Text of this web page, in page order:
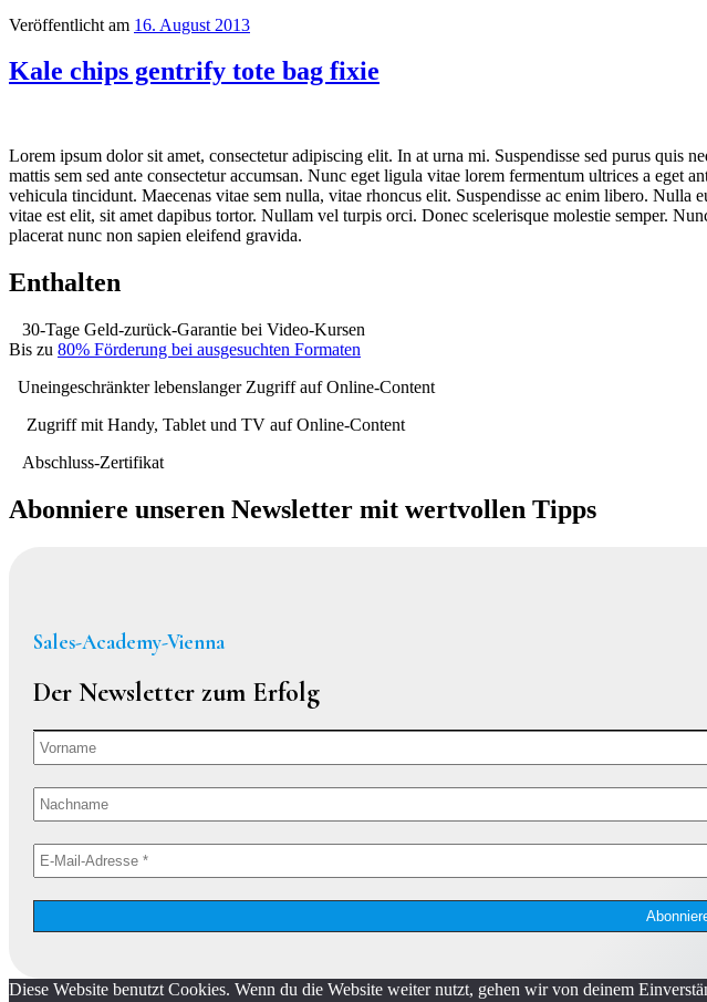
Veröffentlicht am 16. August 2013
Kale chips gentrify tote bag fixie
Lorem ipsum dolor sit amet, consectetur adipiscing elit. In at urna mi. Suspendisse sed purus quis
mattis sem sed ante consectetur accumsan. Nunc eget ligula vitae lorem fermentum ultrices a eget
vehicula tincidunt. Maecenas vitae sem nulla, vitae rhoncus elit. Suspendisse ac enim libero. Nulla
vitae est elit, sit amet dapibus tortor. Nullam vel turpis orci. Donec scelerisque molestie semper.
placerat nunc non sapien eleifend gravida.
Enthalten
30-Tage Geld-zurück-Garantie bei Video-Kursen
Bis zu 80% Förderung bei ausgesuchten Formaten
Uneingeschränkter lebenslanger Zugriff auf Online-Content
Zugriff mit Handy, Tablet und TV auf Online-Content
Abschluss-Zertifikat
Abonniere unseren Newsletter mit wertvollen Tipps
Sales-Academy-Vienna
Der Newsletter zum Erfolg
Diese Website benutzt Cookies. Wenn du die Website weiter nutzt, gehen wir von deinem